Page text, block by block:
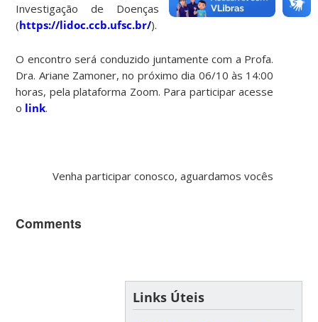
Investigação de Doenças Crônicas – LIDoC
(https://lidoc.ccb.ufsc.br/).
O encontro será conduzido juntamente com a Profa.
Dra. Ariane Zamoner, no próximo dia 06/10 às 14:00
horas, pela plataforma Zoom. Para participar acesse
o link.
Venha participar conosco, aguardamos vocês
Comments
Links Úteis